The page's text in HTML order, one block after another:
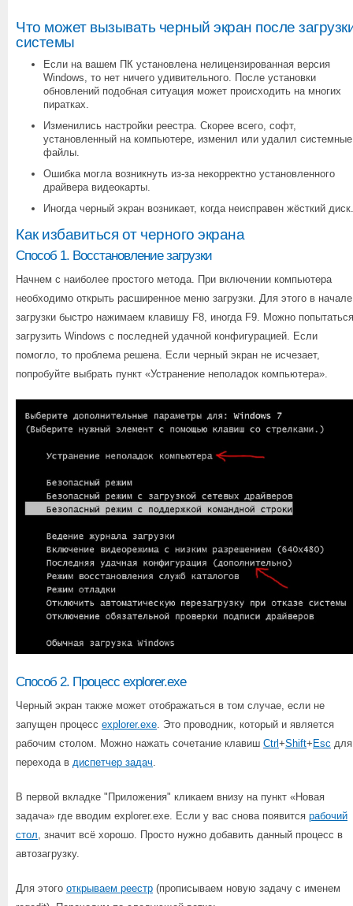
Что может вызывать черный экран после
системы
Если на вашем ПК установлена нелицензированная версия
Windows, то нет ничего удивительного. После установки
обновлений подобная ситуация может происходить на многих
пиратках.
Изменились настройки реестра. Скорее всего, софт,
установленный на компьютере, изменил или удалил системные
файлы.
Ошибка могла возникнуть из-за некорректно установленного
драйвера видеокарты.
Иногда черный экран возникает, когда неисправен жёсткий диск.
Как избавиться от черного экрана
Способ 1. Восстановление загрузки
Начнем с наиболее простого метода. При включении компьютера
необходимо открыть расширенное меню загрузки. Для этого в начале
загрузки быстро нажимаем клавишу F8, иногда F9. Можно попытаться
загрузить Windows с последней удачной конфигурацией. Если
помогло, то проблема решена. Если черный экран не исчезает,
попробуйте выбрать пункт «Устранение неполадок компьютера».
Способ 2. Процесс explorer.exe
Черный экран также может отображаться в том случае, если не
запущен процесс explorer.exe. Это проводник, который и является
рабочим столом. Можно нажать сочетание клавиш Ctrl +Shift+ Esc для
перехода в диспетчер задач.
В первой вкладке "Приложения" кликаем внизу на пункт «Новая
задача» где вводим explorer.exe. Если у вас снова появится рабочий
стол, значит всё хорошо. Просто нужно добавить данный процесс в
автозагрузку.
Для этого открываем реестр (прописываем новую задачу с именем